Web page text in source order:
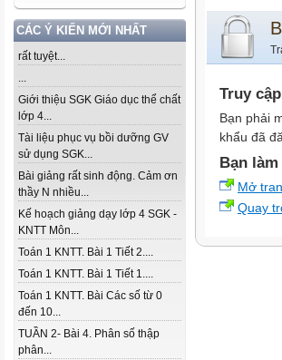
CÁC Ý KIẾN MỚI NHẤT
rất tuyệt...
...
Giới thiệu SGK Giáo dục thể chất
lớp 4...
Tài liệu phục vụ bồi dưỡng GV
sử dụng SGK...
Bài giảng rất sinh động. Cảm ơn
thầy N nhiều...
Kế hoạch giảng dạy lớp 4 SGK -
KNTT Môn...
Toán 1 KNTT. Bài 1 Tiết 2....
Toán 1 KNTT. Bài 1 Tiết 1....
Toán 1 KNTT. Bài Các số từ 0
đến 10...
TUẦN 2- Bài 4. Phân số thập
phân...
Truy
Bạn phải
khẩu đã
Bạn
Mở
Quay